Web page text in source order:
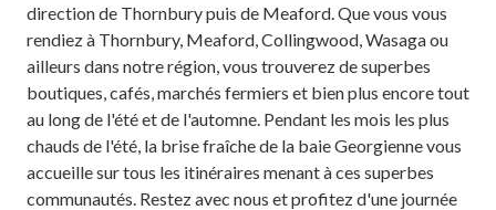
direction de Thornbury puis de Meaford. Que vous vous
rendiez à Thornbury, Meaford, Collingwood, Wasaga ou
ailleurs dans notre région, vous trouverez de superbes
boutiques, cafés, marchés fermiers et bien plus encore tout
au long de l'été et de l'automne. Pendant les mois les plus
chauds de l'été, la brise fraîche de la baie Georgienne vous
accueille sur tous les itinéraires menant à ces superbes
communautés. Restez avec nous et profitez d'une journée